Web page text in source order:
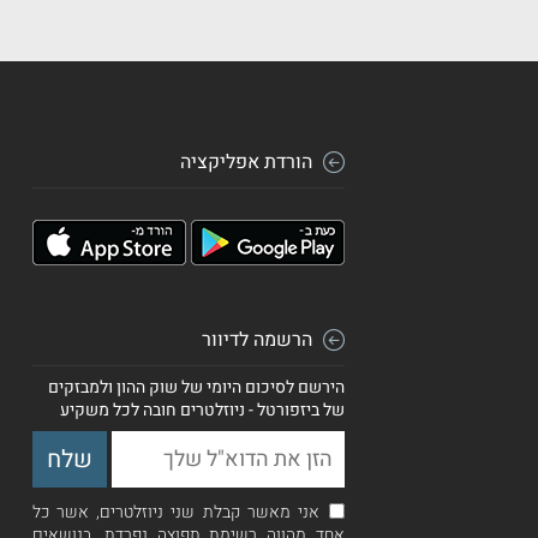
הורדת אפליקציה
הרשמה לדיוור
הירשם לסיכום היומי של שוק ההון ולמבזקים
של ביזפורטל - ניוזלטרים חובה לכל משקיע
אני מאשר קבלת שני ניוזלטרים, אשר כל